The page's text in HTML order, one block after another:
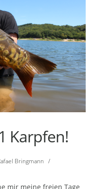
Karpfen!
Bringmann /
mir meine freien Tage